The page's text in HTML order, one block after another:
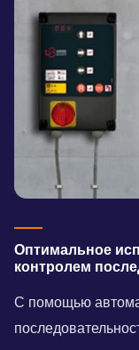
Оптимальное
контролем
С помощью